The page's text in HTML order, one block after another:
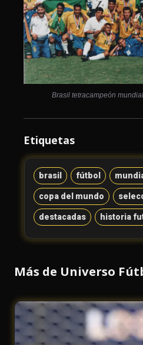
Brasil tetracampeón
Etiquetas
brasil fútbol
copa del mundo
destacadas historia
Más de Universo